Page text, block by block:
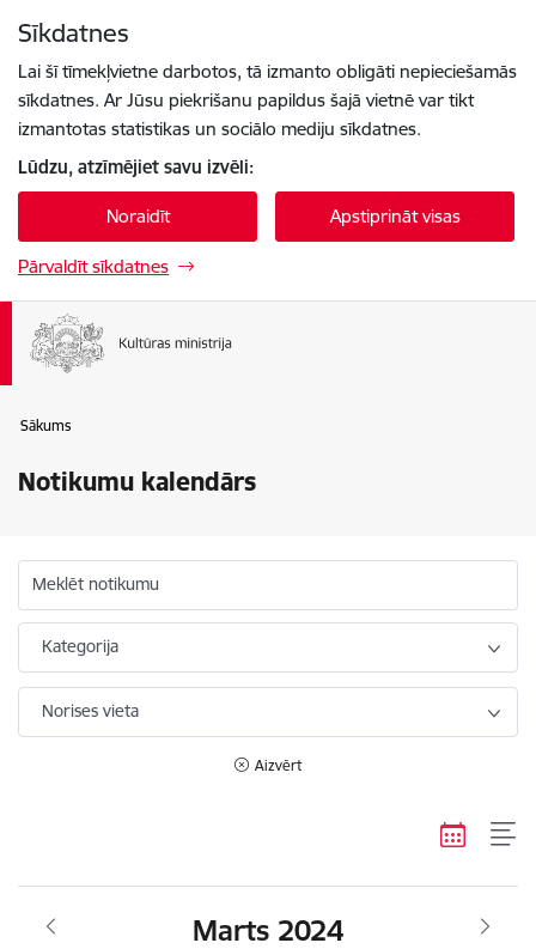
Sīkdatnes
Lai šī tīmekļvietne darbotos, tā izmanto obligāti nepieciešamās
sīkdatnes. Ar Jūsu piekrišanu papildus šajā vietnē var tikt
izmantotas statistikas un sociālo mediju sīkdatnes.
Lūdzu, atzīmējiet savu izvēli:
Noraidīt Apstiprināt visas
Pārvaldīt sīkdatnes
Sākums
Notikumu kalendārs
Meklēt notikumu
Kategorija
Norises vieta
Aizvērt
Marts 2024